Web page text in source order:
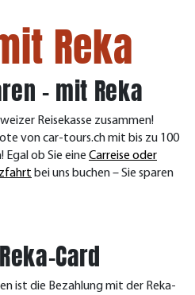
Reka
− mit Reka
Reisekasse zusammen!
von car-tours.ch mit bis zu 100
Egal ob Sie eine Carreise oder
bei uns buchen – Sie sparen
Card
ist die Bezahlung mit der Reka-